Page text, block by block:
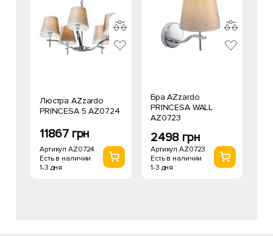
Люстра AZzardo
PRINCESA 5 AZ0724
11867 грн
Артикул AZ0724
Есть в наличии
1-3 дня
Бра AZzardo
PRINCESA WALL
AZ0723
2498 грн
Артикул AZ0723
Есть в наличии
1-3 дня